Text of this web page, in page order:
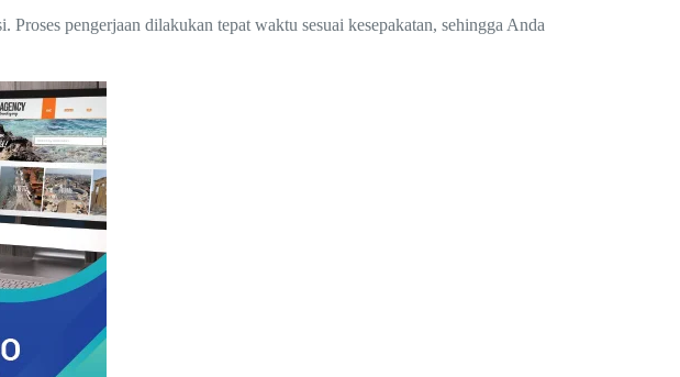
pengerjaan dilakukan tepat waktu sesuai kesepakatan, sehingga Anda